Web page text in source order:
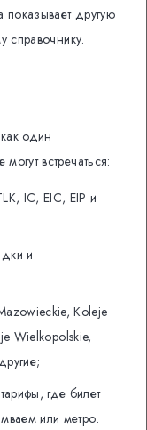
показывает другую
справочнику.
один
встречаться:
IC, EIC, EIP и
и
Koleje
Wielkopolskie,
где билет
или метро.